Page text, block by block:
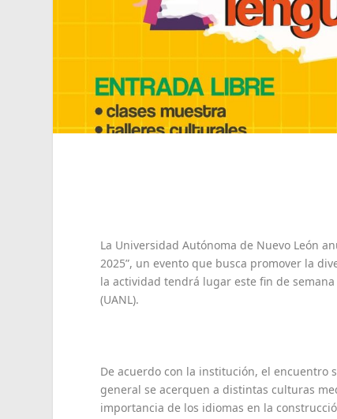
La Universidad Autónoma de Nuevo León
2025”, un evento que busca promover la
la actividad tendrá lugar este fin de
(UANL).
De acuerdo con la institución, el encuentro
general se acerquen a distintas culturas
importancia de los idiomas en la